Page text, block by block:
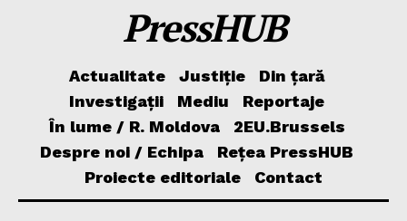
PressHUB
Actualitate Justiție
Din țară
Investigații
Mediu
Reportaje
În lume / R. Moldova
2EU.Brussels
Despre noi / Echipa
Rețea PressHUB
Proiecte editoriale
Contact